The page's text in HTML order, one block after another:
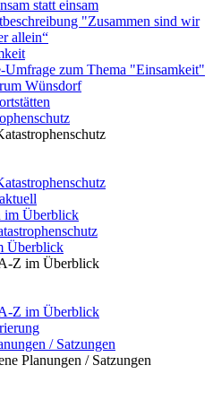
statt einsam
"Zusammen sind wir
allein“
Umfrage zum Thema "Einsamkeit"
Wünsdorf
im Überblick
Überblick
Z im Überblick
Z im Überblick
/ Satzungen
Planungen / Satzungen